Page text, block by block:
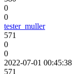
0
0
tester_muller
571
0
0
2022-07-01 00:45:38
571